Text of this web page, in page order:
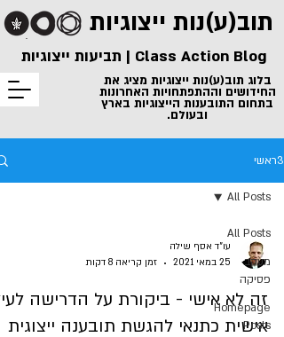
תוב(ע)נות ייצוגיות
בלוג תוב(ע)נות ייצוגיות מציג את
החידושים וההתפתחויות האחרונות
בתחום התובענות הייצוגיות בארץ
ובעולם.
Class Action Blog | תביעות ייצוגיות
3ראשי
All Posts
מעקב
פסיקה
Homepage
Posts
All Posts
עו"ד אסף שילה
25 במאי 2021
זמן קריאה 8 דקות
זה לא אישי - ביקורת על הדרישה
אישית כתנאי להגשת תובענה ייצוגית